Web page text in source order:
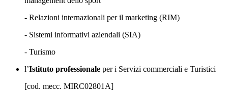
- Relazioni internazionali per il marketing (RIM)
- Sistemi informativi aziendali (SIA)
- Turismo
l’Istituto professionale per i Servizi commerciali e Turistici
[cod. mecc. MIRC02801A]